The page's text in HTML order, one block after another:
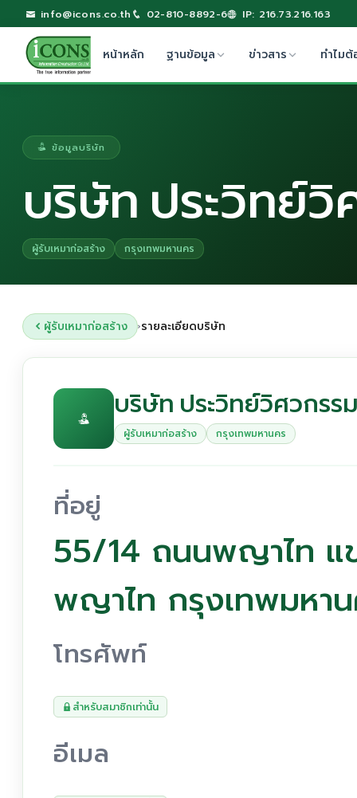
info@icons.co.th 02-810-8892-6 IP: 216.73.216.163
หน้าหลัก ฐานข้อมูล ข่าวสาร ทำไมต้
ข้อมูลบริษัท
บริษัท ประวิทย์วิ
ผู้รับเหมาก่อสร้าง กรุงเทพมหานคร
ผู้รับเหมาก่อสร้าง ›รายละเอียดบริษัท
บริษัท ประวิทย์วิศวกรร
ผู้รับเหมาก่อสร้าง กรุงเทพมหานคร
ที่อยู่
55/14 ถนนพญาไท แ
พญาไท กรุงเทพมหา
โทรศัพท์
สำหรับสมาชิกเท่านั้น
อีเมล